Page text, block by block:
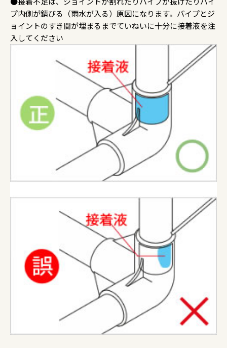
プ内側が錆びる（雨水が入る）原因になります。パイプとジ
ョイントのすき間が埋まるまでていねいに十分に接着液を注
入してください